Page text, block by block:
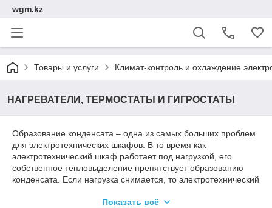
wgm.kz
Товары и услуги Климат-контроль и охлаждение
НАГРЕВАТЕЛИ, ТЕРМОСТАТЫ И ГИГРОСТАТЫ
Образование конденсата – одна из самых больших проблем
для электротехнических шкафов. В то время как
электротехнический шкаф работает под нагрузкой, его
собственное тепловыделение препятствует образованию
конденсата. Если нагрузка снимается, то электротехнический
работы наших нагревателей (нагреватели с вентилятором и
Показать всё